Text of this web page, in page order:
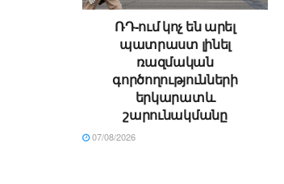
ՌԴ-ում կոչ են արել
պատրաստ լինել
ռազմական
գործողությունների
երկարատև
շարունակմանը
07/08/2026